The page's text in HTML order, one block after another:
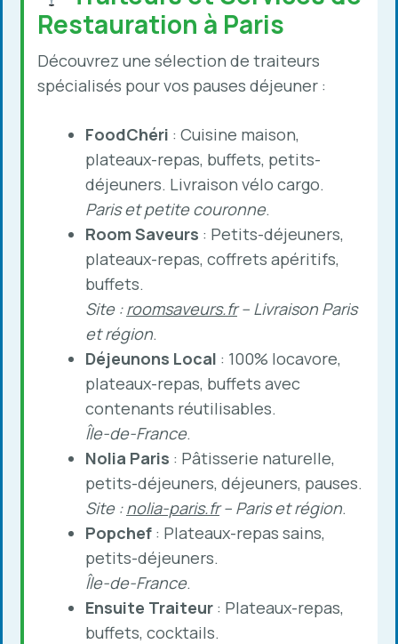
Restauration à Paris
Découvrez une sélection de traiteurs
spécialisés pour vos pauses déjeuner :
FoodChéri : Cuisine maison,
plateaux-repas, buffets, petits-
déjeuners. Livraison vélo cargo.
Paris et petite couronne.
Room Saveurs : Petits-déjeuners,
plateaux-repas, coffrets apéritifs,
buffets.
Site :roomsaveurs.fr– Livraison Paris
et région.
Déjeunons Local : 100% locavore,
plateaux-repas, buffets avec
contenants réutilisables.
Île-de-France.
Nolia Paris : Pâtisserie naturelle,
petits-déjeuners, déjeuners, pauses.
Site :nolia-paris.fr– Paris et région.
Popchef : Plateaux-repas sains,
petits-déjeuners.
Île-de-France.
Ensuite Traiteur : Plateaux-repas,
buffets, cocktails.